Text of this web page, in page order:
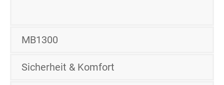
MB1300
Sicherheit & Komfort